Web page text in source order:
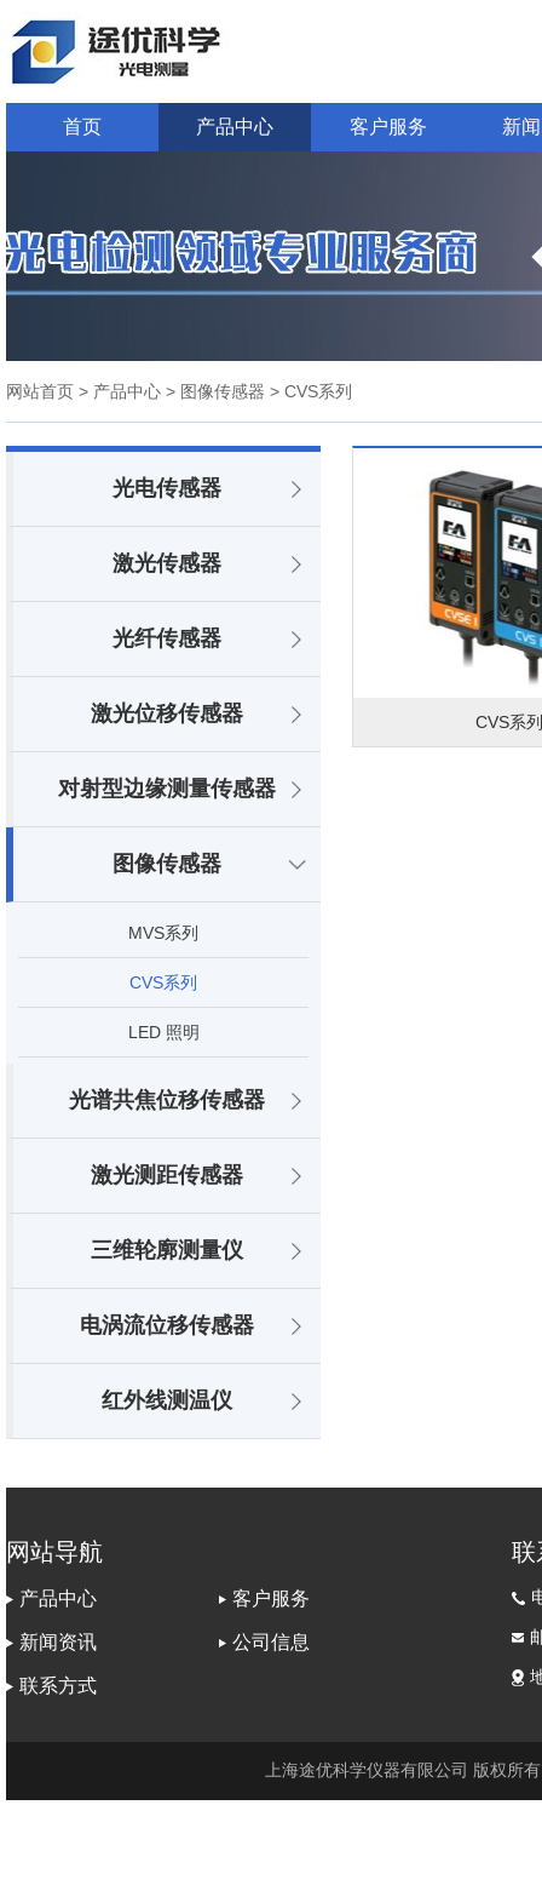
首页 产品中心 客户服务 新
网站首页 > 产品中心 > 图像传感器 > CVS系列
光电传感器
激光传感器
光纤传感器
激光位移传感器
对射型边缘测量传感器
图像传感器
MVS系列
CVS系列
LED 照明
光谱共焦位移传感器
激光测距传感器
三维轮廓测量仪
电涡流位移传感器
红外线测温仪
CVS系
网站导航
产品中心 客户服务
新闻资讯 公司信息
联系方式
联
上海途优科学仪器有限公司 版权所